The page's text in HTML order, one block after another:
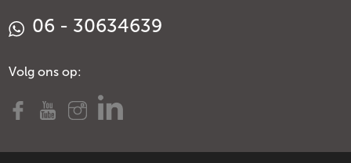
06 - 30634639
Volg ons op: